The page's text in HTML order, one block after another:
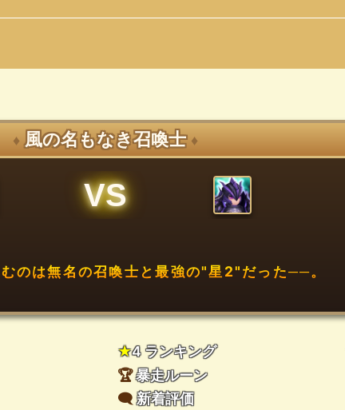
♦ 風の名もなき召喚士 ♦
VS
のは無名の召喚士と最強の"星2"だった──。
★4 ランキング
🏆暴走ルーン
🗨️新着評価